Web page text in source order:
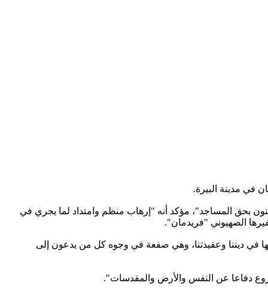
في مدينة البيرة.
بحق المساجد"، مؤكد أنه "إرهاب منظم وامتداد لما يجري في
الصهيوني "فريدمان".
في ديننا وعقيدتنا، وهي صفعة في وجوه كل من يدعون إلى
دفاعا عن النفس والأرض والمقدسات".